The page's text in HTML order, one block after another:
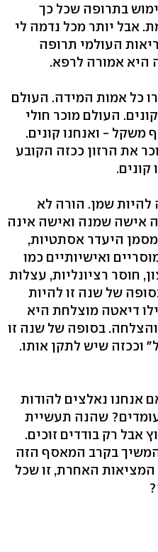
בתרופה שכל כך
אבל יותר מכל נדמה לי
העולמי תרופה
אמורה לרפא.
כל אמות המידה. העולם
העולם מוכר חולי
משקל - ואנחנו קונים.
את הרזון ככזה הקובע
קונים.
להיות שמן. הורה לא
אישה שמנה ואישה אינה
היעדר אסתטיות,
ואישיותיים כמו
חוסר רציונליות, עצלות
של שנה זו להיות
דיאטה מוצלחת היא
והצלחה. בסופה של שנה זו
וככזה שיש לתקן אותו.
נאלצים להודות
שהנה תעשיית
אבל רק בודדים זוכים.
בקרב המאסף הזה
האחרת, זו שכל